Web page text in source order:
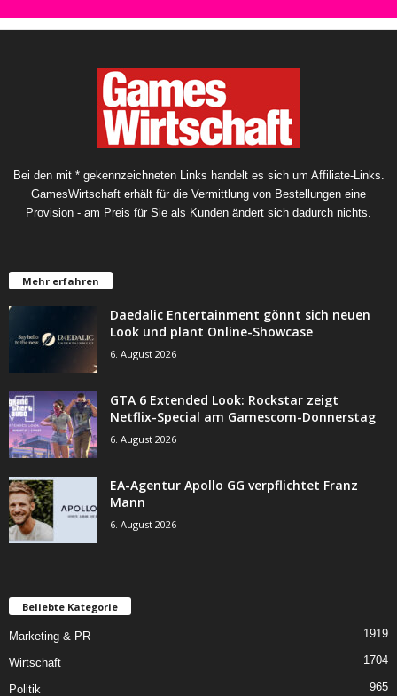
Bei den mit * gekennzeichneten Links handelt es sich um Affiliate-Links.
GamesWirtschaft erhält für die Vermittlung von Bestellungen eine
Provision - am Preis für Sie als Kunden ändert sich dadurch nichts.
Mehr erfahren
Daedalic Entertainment gönnt sich neuen
Look und plant Online-Showcase
6. August 2026
GTA 6 Extended Look: Rockstar zeigt
Netflix-Special am Gamescom-Donnerstag
6. August 2026
EA-Agentur Apollo GG verpflichtet Franz
Mann
6. August 2026
Beliebte Kategorie
Marketing & PR 1919
Wirtschaft 1704
Politik 965